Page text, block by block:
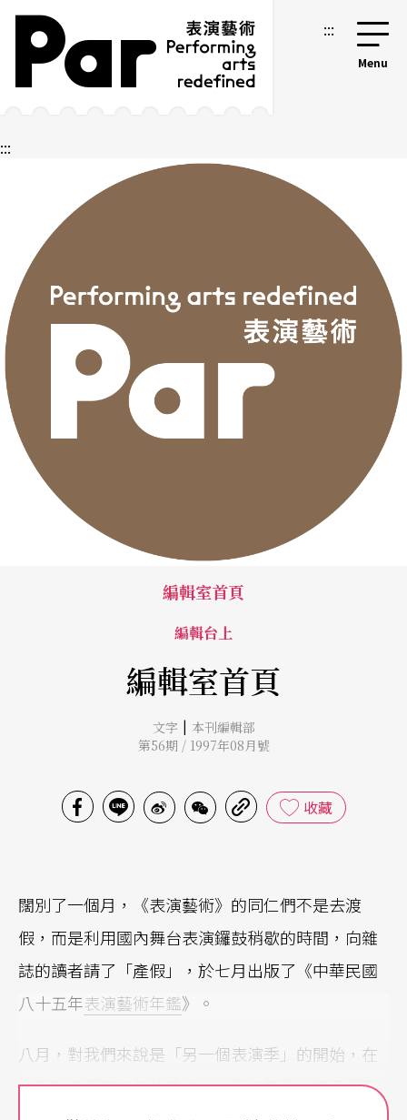
跳到主要內容區塊
網站導覽 :::
:::
編輯室首頁
編輯台上
編輯室首頁
文字 | 本刊編輯部
第56期 / 1997年08月號
收藏
闊別了一個月，《表演藝術》的同仁們不是去渡
假，而是利用國內舞台表演鑼鼓稍歇的時間，向雜
誌的讀者請了「產假」，於七月出版了《中華民國
八十五年表演藝術年鑑》。
八月，對我們來說是「另一個表演季」的開始，在
十月就即將滿五年的雜誌，永保年輕活力是不得不